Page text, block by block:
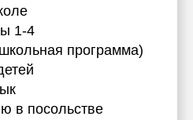
1-4
программа)
в посольстве